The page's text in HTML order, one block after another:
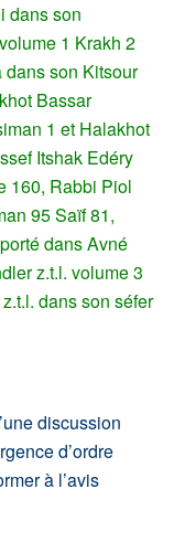
dans son
1 Krakh 2
son Kitsour
Bassar
1 et Halakhot
Itshak Edéry
160, Rabbi Piol
95 Saïf 81,
dans Avné
​z.t.l. ​volume 3
dans son séfer
discussion
d’ordre
à l’avis